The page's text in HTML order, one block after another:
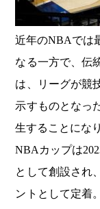
近年のNBAでは
なる一方で、伝
は、リーグが競
示すものとなっ
生することにな
NBAカップは
として創設され
ントとして定着